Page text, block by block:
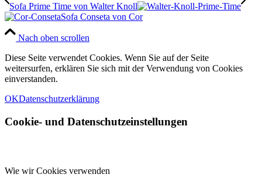
Sofa Prime Time von Walter Knoll
Sofa Conseta von Cor
Nach oben scrollen
Diese Seite verwendet Cookies. Wenn Sie auf der Seite
weitersurfen, erklären Sie sich mit der Verwendung von Cookies
einverstanden.
OKDatenschutzerklärung
Cookie- und Datenschutzeinstellungen
Wie wir Cookies verwenden